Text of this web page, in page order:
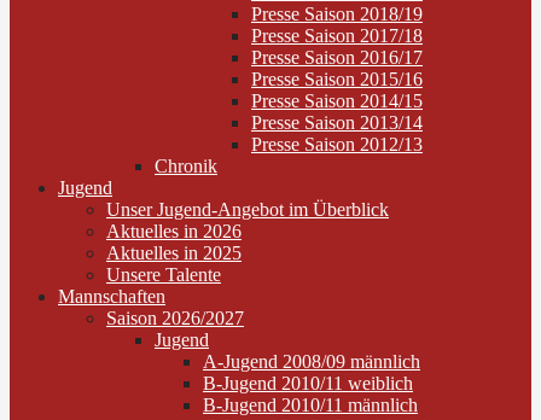
Presse Saison 2018/19
Presse Saison 2017/18
Presse Saison 2016/17
Presse Saison 2015/16
Presse Saison 2014/15
Presse Saison 2013/14
Presse Saison 2012/13
Chronik
Jugend
Unser Jugend-Angebot im Überblick
Aktuelles in 2026
Aktuelles in 2025
Unsere Talente
Mannschaften
Saison 2026/2027
Jugend
A-Jugend 2008/09 männlich
B-Jugend 2010/11 weiblich
B-Jugend 2010/11 männlich